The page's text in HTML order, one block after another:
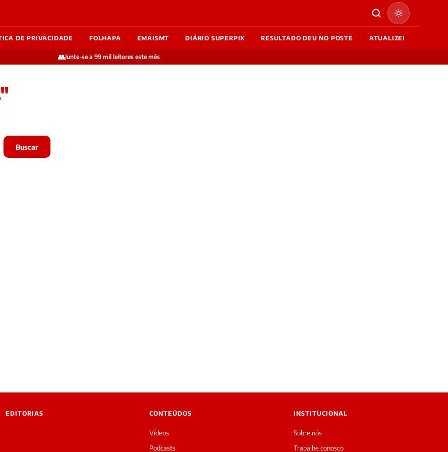
DE PRIVACIDADE FOLHAPA EMAISMT DIÁRIO SUPERPIX RESULTADO DEU NO POSTE ATUALIZEI
👥Junte-se a 99 mil leitores este mês
Buscar
EDITORIAS CONTEÚDOS
Vídeos
Podcasts
INSTITUCIONAL
Sobre nós
Trabalhe conosco